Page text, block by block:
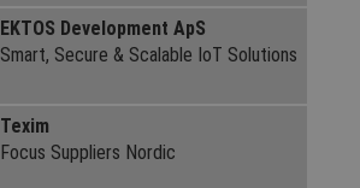
EKTOS Development ApS
Smart, Secure & Scalable IoT Solutions
Texim
Focus Suppliers Nordic